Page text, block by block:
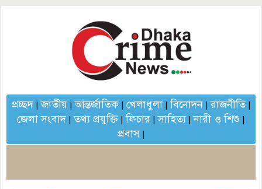
প্রচ্ছদ|জাতীয়|আন্তর্জাতিক| খেলাধুলা|বিনোদন|রাজনীতি|
জেলা সংবাদ|তথ্য প্রযুক্তি |ফিচার |সাহিত্য|নারী ও শিশু |
প্রবাস|